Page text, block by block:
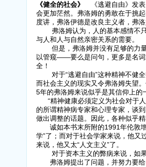
《健全的社会》
《逃避自由》发表
会更加茫然。弗洛姆的勇敢在于挑
度讲，弗洛伊德是改良主义者，弗
弗洛姆认为，人的基本感情不只
与人和人与自然亲密关系的需要
但是，弗洛姆并没有足够的力量
以管窥——要么是问句，更多是名词
全！
对于“逃避自由”这种精神不健全
而社会主义的现实又令弗洛姆失望
5年的弗洛姆来说似乎是其信仰上的
“精神健康必须定义为社会对于人
的所谓精神病专家和心理专家，谈
做出调整的话题。因此，各种似乎
诚如本书末所附的1991年伦敦增
学”了；而对于社会学家来说，他又
来说，他又太“人文主义”了。
对于资本主义的弊病来说，如果
弗洛姆提出了问题，并努力要给